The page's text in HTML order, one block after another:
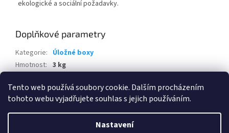
Tento web používá soubory cookie. Dalším procházením
tohoto webu vyjadřujete souhlas s jejich používáním.
Nastavení
ekologické a sociální požadavky.
Doplňkové parametry
Kategorie: Úložné boxy
Hmotnost: 3 kg
Vytvořil Shoptet